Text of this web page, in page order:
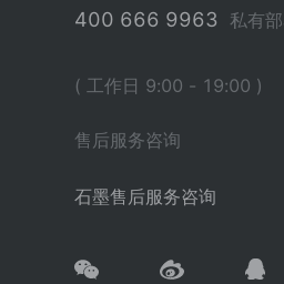
400 666 9963 私有
( 工作日 9:00 - 19:00 )
售后服务咨询
石墨售后服务咨询